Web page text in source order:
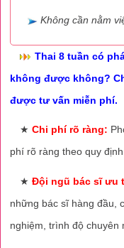
Không cần nằm
Thai 8 tuần có
không được không?
được tư vấn miễn phí.
★Chi phí rõ ràng:
phí rõ ràng theo quy
★Đội ngũ bác sĩ ưu
những bác sĩ hàng đầu,
nghiệm, trình độ chuyên